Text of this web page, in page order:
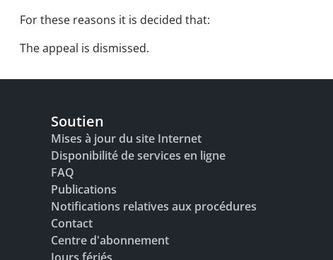
For these reasons it is decided that:
The appeal is dismissed.
Soutien
Mises à jour du site Internet
Disponibilité de services en ligne
FAQ
Publications
Notifications relatives aux procédures
Contact
Centre d'abonnement